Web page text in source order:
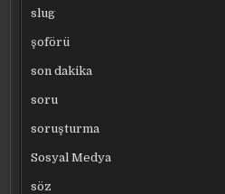
slug
şoförü
son dakika
soru
soruşturma
Sosyal Medya
söz